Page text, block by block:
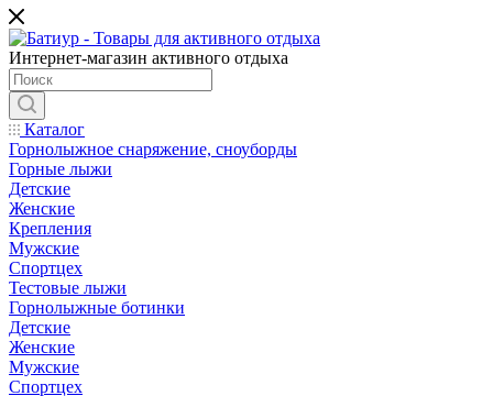
Интернет-магазин активного отдыха
Каталог
Горнолыжное снаряжение, сноуборды
Горные лыжи
Детские
Женские
Крепления
Мужские
Спортцех
Тестовые лыжи
Горнолыжные ботинки
Детские
Женские
Мужские
Спортцех